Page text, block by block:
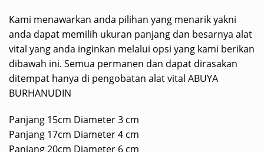
Kami menawarkan anda pilihan yang menarik yakni
anda dapat memilih ukuran panjang dan besarnya alat
vital yang anda inginkan melalui opsi yang kami berikan
dibawah ini. Semua permanen dan dapat dirasakan
ditempat hanya di pengobatan alat vital ABUYA
BURHANUDIN
Panjang 15cm Diameter 3 cm
Panjang 17cm Diameter 4 cm
Panjang 20cm Diameter 6 cm